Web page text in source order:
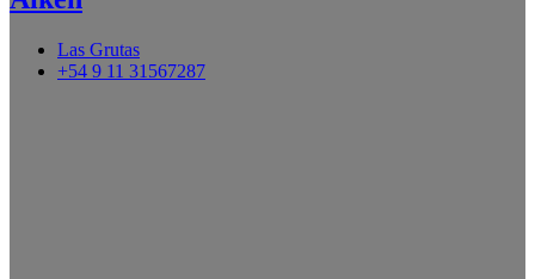
Las Grutas
+54 9 11 31567287